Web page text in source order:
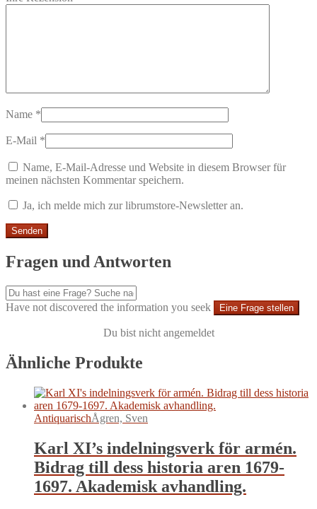
Name *
E-Mail *
Name, E-Mail-Adresse und Website in diesem Browser für
meinen nächsten Kommentar speichern.
Ja, ich melde mich zur librumstore-Newsletter an.
Fragen und Antworten
Have not discovered the information you seek Eine Frage stellen
Du bist nicht angemeldet
Ähnliche Produkte
AntiquarischÅgren, Sven
Karl XI’s indelningsverk för armén.
Bidrag till dess historia aren 1679-
1697. Akademisk avhandling.